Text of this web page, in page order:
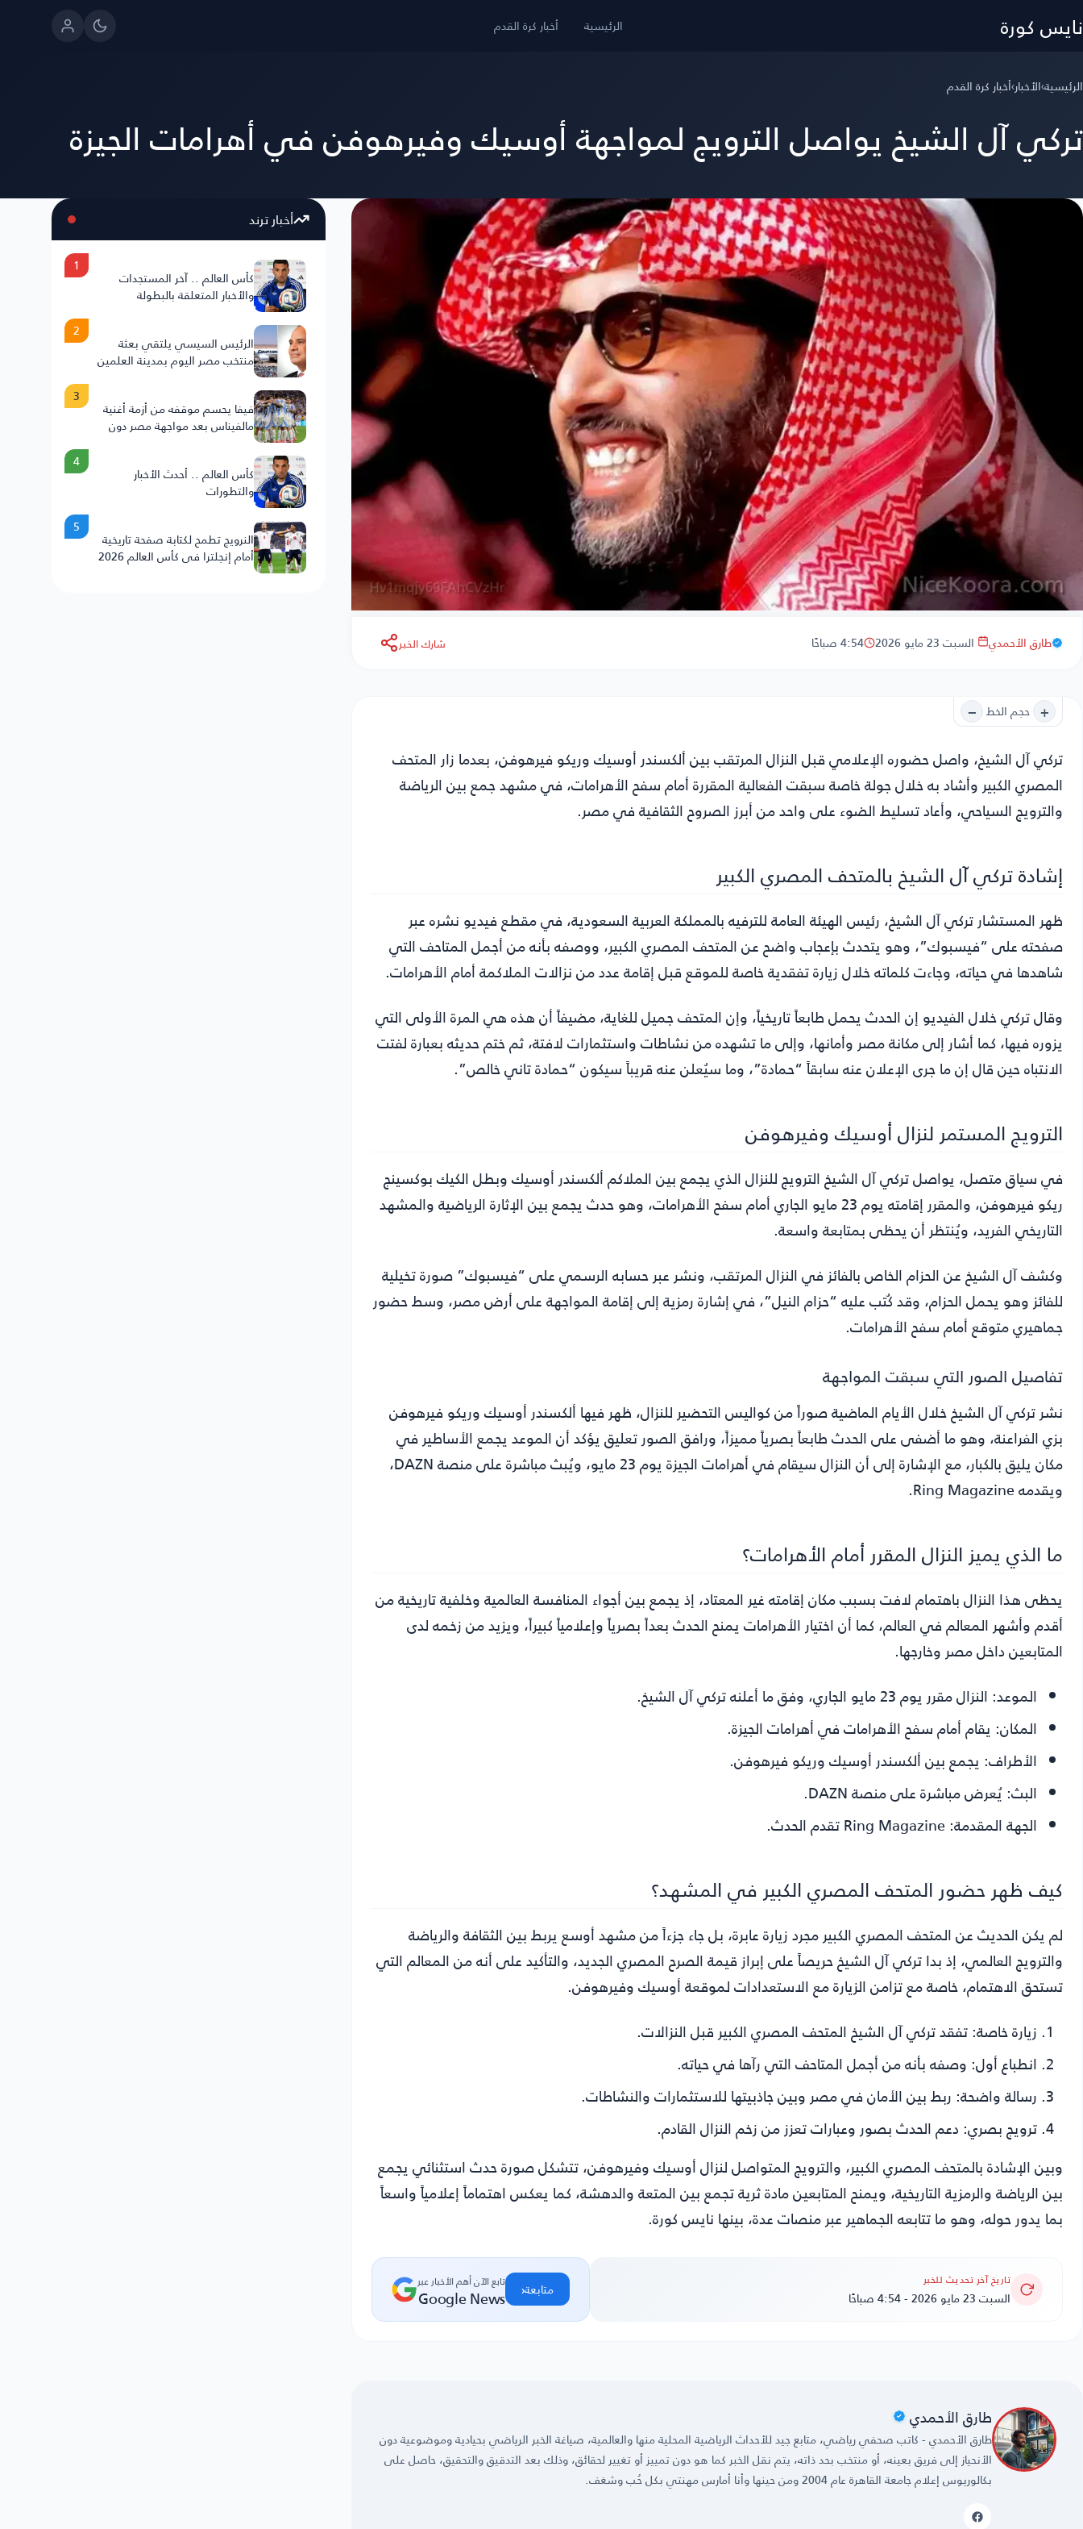
نايس كورة الرئيسية أخبار كرة القدم
الرئيسية›الأخبار›أخبار كرة القدم
تركي آل الشيخ يواصل الترويج لمواجهة أوسيك وفيرهوفن في أهرامات الجيزة
طارق الأحمدي السبت 23 مايو 2026 4:54 صباحًا شارك الخبر
+ حجم الخط −
تركي آل الشيخ، واصل حضوره الإعلامي قبل النزال المرتقب بين ألكسندر أوسيك وريكو فيرهوفن، بعدما زار المتحف
المصري الكبير وأشاد به خلال جولة خاصة سبقت الفعالية المقررة أمام سفح الأهرامات، في مشهد جمع بين الرياضة
والترويج السياحي، وأعاد تسليط الضوء على واحد من أبرز الصروح الثقافية في مصر.
إشادة تركي آل الشيخ بالمتحف المصري الكبير
ظهر المستشار تركي آل الشيخ، رئيس الهيئة العامة للترفيه بالمملكة العربية السعودية، في مقطع فيديو نشره عبر
صفحته على “فيسبوك”، وهو يتحدث بإعجاب واضح عن المتحف المصري الكبير، ووصفه بأنه من أجمل المتاحف التي
شاهدها في حياته، وجاءت كلماته خلال زيارة تفقدية خاصة للموقع قبل إقامة عدد من نزالات الملاكمة أمام الأهرامات.
وقال تركي خلال الفيديو إن الحدث يحمل طابعاً تاريخياً، وإن المتحف جميل للغاية، مضيفاً أن هذه هي المرة الأولى التي
يزوره فيها، كما أشار إلى مكانة مصر وأمانها، وإلى ما تشهده من نشاطات واستثمارات لافتة، ثم ختم حديثه بعبارة لفتت
الانتباه حين قال إن ما جرى الإعلان عنه سابقاً “حمادة”، وما سيُعلن عنه قريباً سيكون “حمادة تاني خالص”.
الترويج المستمر لنزال أوسيك وفيرهوفن
في سياق متصل، يواصل تركي آل الشيخ الترويج للنزال الذي يجمع بين الملاكم ألكسندر أوسيك وبطل الكيك بوكسينج
ريكو فيرهوفن، والمقرر إقامته يوم 23 مايو الجاري أمام سفح الأهرامات، وهو حدث يجمع بين الإثارة الرياضية والمشهد
التاريخي الفريد، ويُنتظر أن يحظى بمتابعة واسعة.
وكشف آل الشيخ عن الحزام الخاص بالفائز في النزال المرتقب، ونشر عبر حسابه الرسمي على “فيسبوك” صورة تخيلية
للفائز وهو يحمل الحزام، وقد كُتب عليه “حزام النيل”، في إشارة رمزية إلى إقامة المواجهة على أرض مصر، وسط حضور
جماهيري متوقع أمام سفح الأهرامات.
تفاصيل الصور التي سبقت المواجهة
نشر تركي آل الشيخ خلال الأيام الماضية صوراً من كواليس التحضير للنزال، ظهر فيها ألكسندر أوسيك وريكو فيرهوفن
بزي الفراعنة، وهو ما أضفى على الحدث طابعاً بصرياً مميزاً، ورافق الصور تعليق يؤكد أن الموعد يجمع الأساطير في
مكان يليق بالكبار، مع الإشارة إلى أن النزال سيقام في أهرامات الجيزة يوم 23 مايو، ويُبث مباشرة على منصة DAZN،
ويقدمه Ring Magazine.
ما الذي يميز النزال المقرر أمام الأهرامات؟
يحظى هذا النزال باهتمام لافت بسبب مكان إقامته غير المعتاد، إذ يجمع بين أجواء المنافسة العالمية وخلفية تاريخية من
أقدم وأشهر المعالم في العالم، كما أن اختيار الأهرامات يمنح الحدث بعداً بصرياً وإعلامياً كبيراً، ويزيد من زخمه لدى
المتابعين داخل مصر وخارجها.
الموعد: النزال مقرر يوم 23 مايو الجاري، وفق ما أعلنه تركي آل الشيخ.
المكان: يقام أمام سفح الأهرامات في أهرامات الجيزة.
الأطراف: يجمع بين ألكسندر أوسيك وريكو فيرهوفن.
البث: يُعرض مباشرة على منصة DAZN.
الجهة المقدمة:
كيف ظهر حضور المتحف المصري الكبير في المشهد؟
لم يكن الحديث عن المتحف المصري الكبير مجرد زيارة عابرة، بل جاء جزءاً من مشهد أوسع يربط بين الثقافة والرياضة
والترويج العالمي، إذ بدا تركي آل الشيخ حريصاً على إبراز قيمة الصرح المصري الجديد، والتأكيد على أنه من المعالم التي
تستحق الاهتمام، خاصة مع تزامن الزيارة مع الاستعدادات لموقعة أوسيك وفيرهوفن.
زيارة خاصة: تفقد تركي آل الشيخ المتحف المصري الكبير قبل النزالات.
انطباع أول: وصفه بأنه من أجمل المتاحف التي رآها في حياته.
رسالة واضحة: ربط بين الأمان في مصر وبين جاذبيتها للاستثمارات والنشاطات.
ترويج بصري: دعم الحدث بصور وعبارات تعزز من زخم النزال القادم.
وبين الإشادة بالمتحف المصري الكبير، والترويج المتواصل لنزال أوسيك وفيرهوفن، تتشكل صورة حدث استثنائي يجمع
بين الرياضة والرمزية التاريخية، ويمنح المتابعين مادة ثرية تجمع بين المتعة والدهشة، كما يعكس اهتماماً إعلامياً واسعاً
بما يدور حوله، وهو ما تتابعه الجماهير عبر منصات عدة، بينها نايس كورة.
تاريخ آخر تحديث للخبر
السبت 23 مايو 2026 - 4:54 صباحًا
تابع الآن أهم الأخبار عبر
Google News متابعة‹
طارق الأحمدي
طارق الأحمدي - كاتب صحفي رياضي، متابع جيد للأحداث الرياضية المحلية منها والعالمية، صياغة الخبر الرياضي بحيادية وموضوعية دون
الأنحياز إلى فريق بعينه، أو منتخب بحد ذاته، يتم نقل الخبر كما هو دون تمييز أو تغيير لحقائق، وذلك بعد التدقيق والتحقيق، حاصل على
بكالوريوس إعلام جامعة القاهرة عام 2004 ومن حينها وأنا أمارس مهنتي بكل حُب وشغف.
أخبار ترند
كأس العالم .. آخر المستجدات
والأخبار المتعلقة بالبطولة
1
الرئيس السيسي يلتقي بعثة
منتخب مصر اليوم بمدينة العلمين
2
فيفا يحسم موقفه من أزمة أغنية
مالفيناس بعد مواجهة مصر دون
3
كأس العالم .. أحدث الأخبار
والتطورات
4
النرويج تطمح لكتابة صفحة تاريخية
أمام إنجلترا في كأس العالم 2026
5